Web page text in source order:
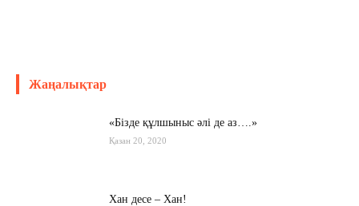
Жаңалықтар
«Бізде құлшыныс әлі де аз….»
Қазан 20, 2020
Хан десе – Хан!